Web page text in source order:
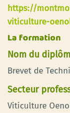
https://
viticulture-
La formation
Nom du
Brevet de
Secteur
Viticulture